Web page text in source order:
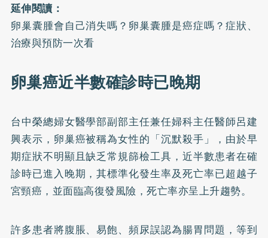
延伸閱讀：
卵巢囊腫會自己消失嗎？卵巢囊腫是癌症嗎？症狀、
治療與預防一次看
卵巢癌近半數確診時已晚期
台中榮總婦女醫學部副部主任兼任婦科主任醫師呂建
興表示，卵巢癌被稱為女性的「沉默殺手」，由於早
期症狀不明顯且缺乏常規篩檢工具，近半數患者在確
診時已進入晚期，其標準化發生率及死亡率已超越子
宮頸癌，並面臨高復發風險，死亡率亦呈上升趨勢。
許多患者將腹脹、易飽、頻尿誤認為腸胃問題，等到